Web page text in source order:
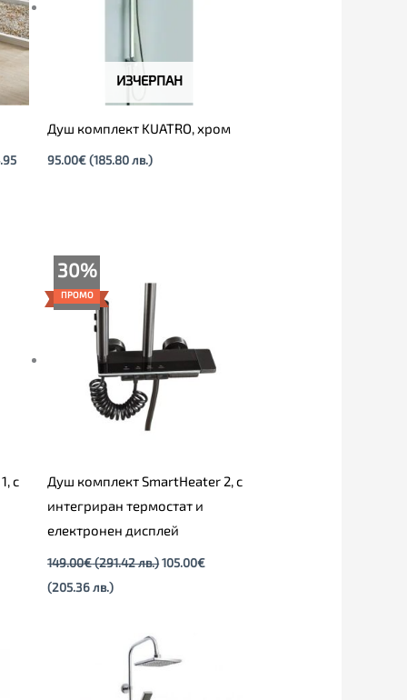
ИЗЧЕРПАН
Душ комплект KUATRO, хром
95.00€ (185.80 лв.)
с
30%
ПРОМО
Душ комплект SmartHeater 2, с
интегриран термостат и
електронен дисплей
149.00€(291.42 лв.)
лв.).
105.00€
(205.36 лв.)
105.00€
(205.36
лв.).